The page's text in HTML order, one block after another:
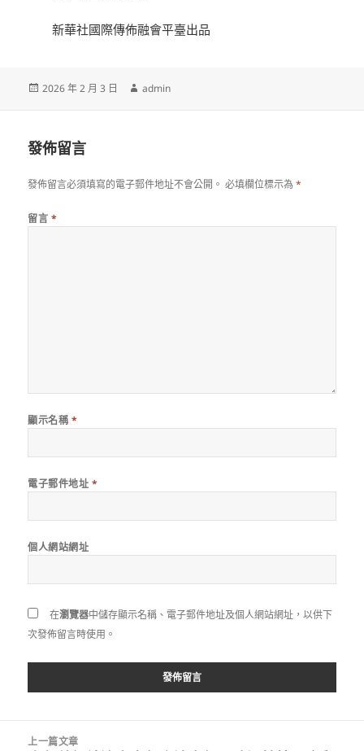
新華社國際傳佈融會平臺出品
發
2026 年 2 月 3 日
作
admin
發佈留言
發佈留言必須填寫的電子郵件地址不會公開。 必填欄位標示為*
留言 *
顯示名稱 *
電子郵件地址 *
個人網站網址
在瀏覽器中儲存顯示名稱、電子郵件地址及個人網站網址，以供下
次發佈留言時使用。
上一篇文章